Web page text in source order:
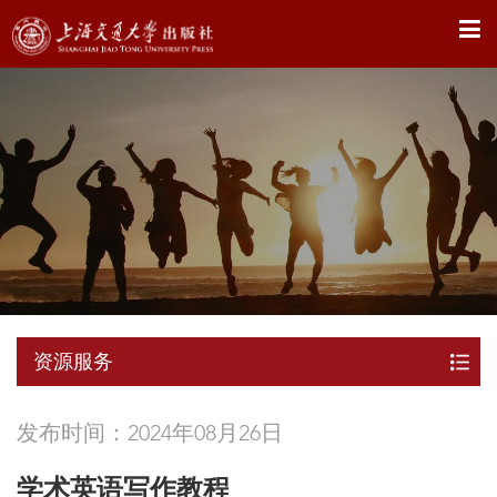
X
资源服务
发布时间：2024年08月26日
学术英语写作教程